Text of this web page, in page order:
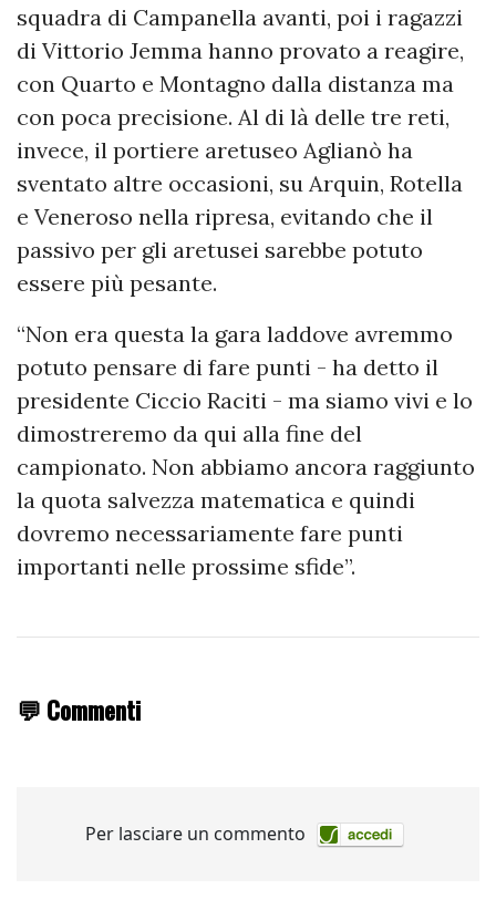
squadra di Campanella avanti, poi i ragazzi
di Vittorio Jemma hanno provato a reagire,
con Quarto e Montagno dalla distanza ma
con poca precisione. Al di là delle tre reti,
invece, il portiere aretuseo Aglianò ha
sventato altre occasioni, su Arquin, Rotella
e Veneroso nella ripresa, evitando che il
passivo per gli aretusei sarebbe potuto
essere più pesante.
“Non era questa la gara laddove avremmo
potuto pensare di fare punti - ha detto il
presidente Ciccio Raciti - ma siamo vivi e lo
dimostreremo da qui alla fine del
campionato. Non abbiamo ancora raggiunto
la quota salvezza matematica e quindi
dovremo necessariamente fare punti
importanti nelle prossime sfide”.
💬 Commenti